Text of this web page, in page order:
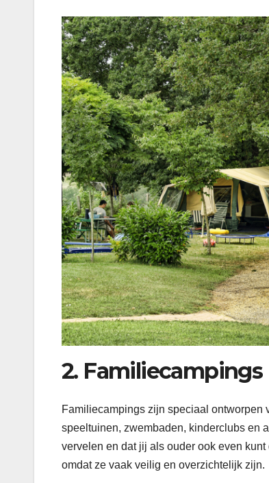
2. Familiecampings
Familiecampings zijn speciaal ontworpen
speeltuinen, zwembaden, kinderclubs en
vervelen en dat jij als ouder ook even
omdat ze vaak veilig en overzichtelijk zijn.